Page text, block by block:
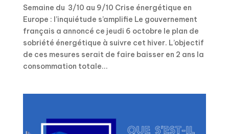
Semaine du 3/10 au 9/10 Crise énergétique en
Europe : l’inquiétude s’amplifie Le gouvernement
français a annoncé ce jeudi 6 octobre le plan de
sobriété énergétique à suivre cet hiver. L’objectif
de ces mesures serait de faire baisser en 2 ans la
consommation totale...